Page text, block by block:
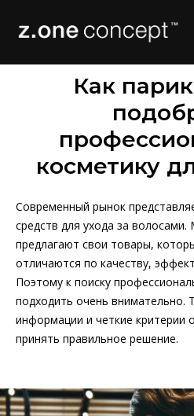
Как
косметику
Современный рынок
средств для ухода за
предлагают свои товары,
отличаются по качеству,
Поэтому к поиску
подходить очень внимательно.
информации и четкие критерии
принять правильное решение.